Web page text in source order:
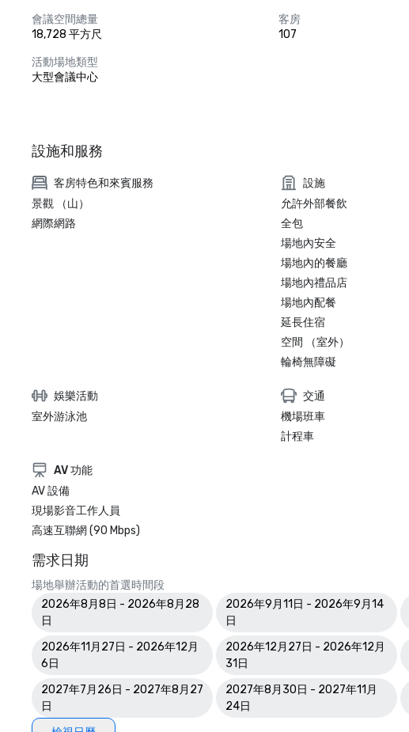
會議空間總量
18,728 平方尺
客房
107
活動場地類型
大型會議中心
設施和服務
客房特色和來賓服務
景觀 （山）
網際網路
設施
允許外部餐飲
全包
場地內安全
場地內的餐廳
場地內禮品店
場地內配餐
延長住宿
空間 （室外）
輪椅無障礙
娛樂活動
室外游泳池
交通
機場班車
計程車
AV 功能
AV 設備
現場影音工作人員
高速互聯網 (90 Mbps)
需求日期
場地舉辦活動的首選時間段
2026年8月8日 - 2026年8月28
日
2026年9月11日 - 2026年9月14
日
2026年11月27日 - 2026年12月
6日
2026年12月27日 - 2026年12月
31日
2027年7月26日 - 2027年8月27
日
2027年8月30日 - 2027年11月
24日